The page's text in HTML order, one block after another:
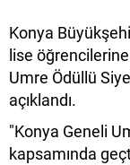
Konya
lise
Umre Ödüllü
açıklandı.
"Konya Geneli
kapsamında